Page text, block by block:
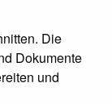
Die
Dokumente
und